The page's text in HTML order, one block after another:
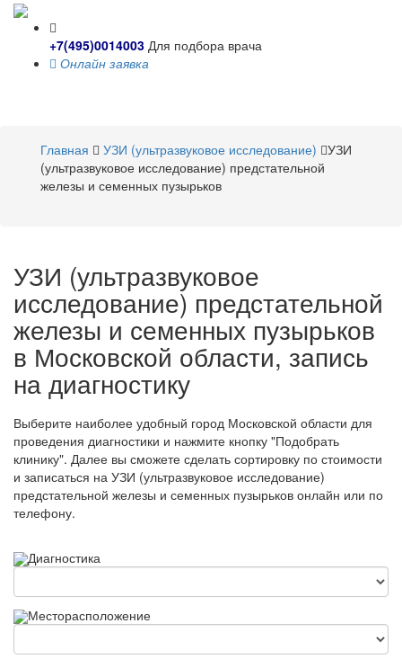
+7(495)0014003 Для подбора врача
Онлайн заявка
Главная
УЗИ (ультразвуковое исследование)
УЗИ
(ультразвуковое исследование) предстательной
железы и семенных пузырьков
УЗИ (ультразвуковое
исследование) предстательной
железы и семенных пузырьков
в Московской области, запись
на диагностику
Выберите наиболее удобный город Московской области для
проведения диагностики и нажмите кнопку "Подобрать
клинику". Далее вы сможете сделать сортировку по стоимости
и записаться на УЗИ (ультразвуковое исследование)
предстательной железы и семенных пузырьков онлайн или по
телефону.
Диагностика
Месторасположение